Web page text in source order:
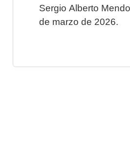
Sergio Alberto
de marzo de 2026.